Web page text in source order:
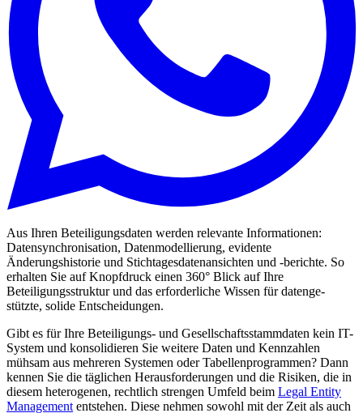
Aus Ihren Beteiligungsdaten werden relevante Informationen:
Datensynchronisation, Datenmodellierung, evidente
Änderungshistorie und Stichtagesdatenansichten und -berichte. So
erhalten Sie auf Knopfdruck einen 360° Blick auf Ihre
Beteiligungsstruktur und das erforderliche Wissen für datenge-
stützte, solide Entscheidungen.
Gibt es für Ihre Beteiligungs- und Gesellschaftsstammdaten kein IT-
System und konsolidieren Sie weitere Daten und Kennzahlen
mühsam aus mehreren Systemen oder Tabellenprogrammen? Dann
kennen Sie die täglichen Herausforderungen und die Risiken, die in
diesem heterogenen, rechtlich strengen Umfeld beim Legal Entity
Management entstehen. Diese nehmen sowohl mit der Zeit als auch